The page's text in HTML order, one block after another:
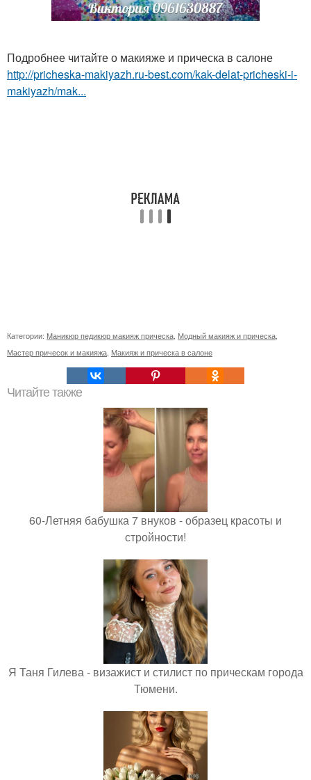
Подробнее читайте о макияже и прическа в салоне
http://pricheska-makiyazh.ru-best.com/kak-delat-pricheski-i-
makiyazh/mak...
Категории: Маникюр педикюр макияж прическа Модный макияж и прическа
Мастер причесок и макияжа Макияж и прическа в салоне
Читайте также
60-Летняя бабушка 7 внуков - образец красоты и
стройности!
Я Таня Гилева - визажист и стилист по прическам города
Тюмени.